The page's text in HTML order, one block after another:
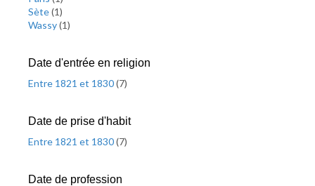
Sète(1)
Wassy(1)
Date d'entrée en religion
Entre 1821 et 1830(7)
Date de prise d'habit
Entre 1821 et 1830(7)
Date de profession